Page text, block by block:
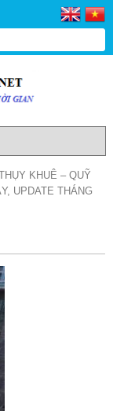
KHUÊ – QUỸ
UPDATE THÁNG